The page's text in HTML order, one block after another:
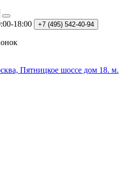
18:00 +7 (495) 542-40-94
Пятницкое шоссе дом 18. м.